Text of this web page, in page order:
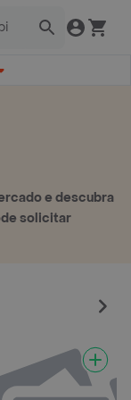
e descubra
solicitar